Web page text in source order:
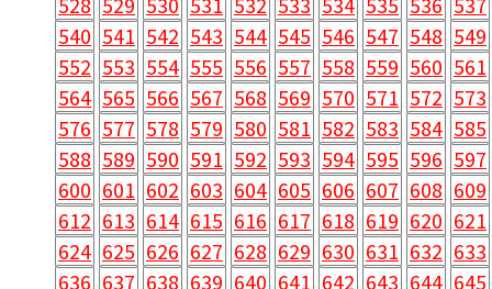
540 541 542 543 544 545 546 547 548 549
552 553 554 555 556 557 558 559 560 561
564 565 566 567 568 569 570 571 572 573
576 577 578 579 580 581 582 583 584 585
588 589 590 591 592 593 594 595 596 597
600 601 602 603 604 605 606 607 608 609
612 613 614 615 616 617 618 619 620 621
624 625 626 627 628 629 630 631 632 633
636 637 638 639 640 641 642 643 644 645